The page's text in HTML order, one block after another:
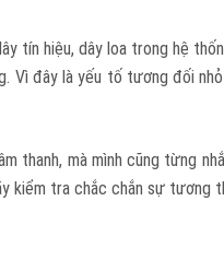
tín hiệu, dây loa trong hệ
Vì đây là yếu tố tương đối
thanh, mà mình cũng từng
kiểm tra chắc chắn sự tương